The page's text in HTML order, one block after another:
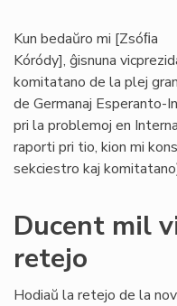
Kun bedaŭro mi [Zsóﬁa
Kóródy], ĝisnuna
komitatano de la plej
de Germanaj Esperanto-
pri la problemoj en
raporti pri tio, kion mi
sekciestro kaj
Ducent mil
retejo
Hodiaŭ la retejo de la